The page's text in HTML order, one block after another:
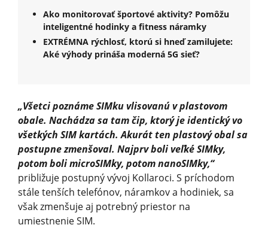
Ako monitorovať športové aktivity? Pomôžu
inteligentné hodinky a fitness náramky
EXTRÉMNA rýchlosť, ktorú si hneď zamilujete:
Aké výhody prináša moderná 5G sieť?
„Všetci poznáme SIMku vlisovanú v plastovom
obale. Nachádza sa tam čip, ktorý je identický vo
všetkých SIM kartách. Akurát ten plastový obal sa
postupne zmenšoval. Najprv boli veľké SIMky,
potom boli microSIMky, potom nanoSIMky,“
približuje postupný vývoj Kollaroci. S príchodom
stále tenších telefónov, náramkov a hodiniek, sa
však zmenšuje aj potrebný priestor na
umiestnenie SIM.